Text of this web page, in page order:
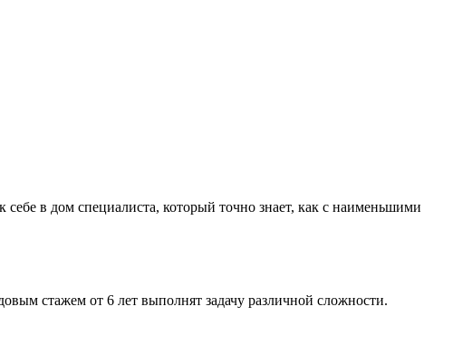
в дом специалиста, который точно знает, как с наименьшими
стажем от 6 лет выполнят задачу различной сложности.